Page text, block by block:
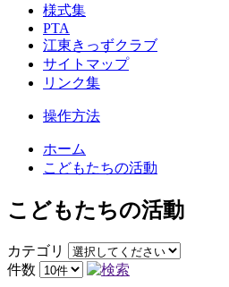
様式集
PTA
江東きっずクラブ
サイトマップ
リンク集
操作方法
ホーム
こどもたちの活動
こどもたちの活動
カテゴリ
件数